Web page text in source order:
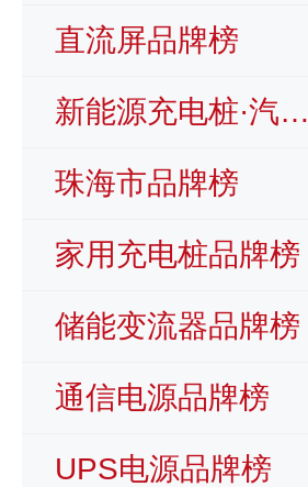
直流屏品牌榜
新能源充电桩·汽车充电桩品牌榜
珠海市品牌榜
家用充电桩品牌榜
储能变流器品牌榜
通信电源品牌榜
UPS电源品牌榜